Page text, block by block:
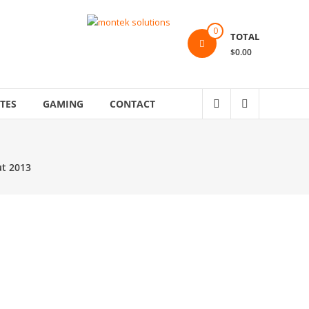
0 TOTAL
$0.00
GAMING CONTACT
2013